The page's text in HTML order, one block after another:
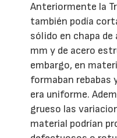
Anteriormente la
también podía
sólido en chapa
mm y de acero
embargo, en
formaban rebabas
era uniforme.
grueso las
material podrían